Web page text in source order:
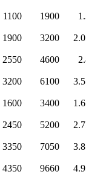
1100 1900
1900 3200
2550 4600
3200 6100
1600 3400
2450 5200
3350 7050
4350 9660